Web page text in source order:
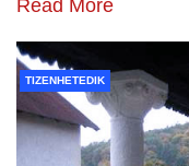
Read More
TIZENHETEDIK